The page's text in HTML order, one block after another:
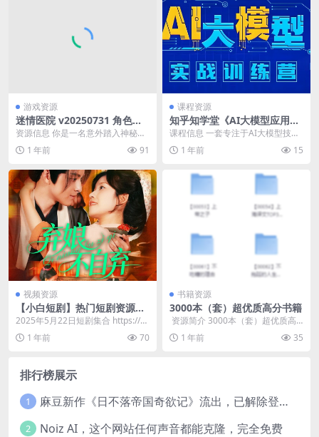
游戏资源
迷情医院 v20250731 角色扮
演+arpg+电影游戏+2k+互动
游戏
资源信息 你是一名意外踏入神秘医
院的访客，发现自己置身于一个充
满未知与危险的世界...
1 年前 91
课程资源
知乎知学堂《AI大模型应用开
发实战营 (12期) 》
课程信息 一套专注于AI大模型技术
应用与开发的实战课程，面向所有
技术开发者、职场...
1 年前 15
视频资源
【小白短剧】热门短剧资源分
享2025年5月22日
2025年5月22日短剧集合 https://p
an.quark.cn/s/66...
1 年前 70
书籍资源
3000本（套）超优质高分书籍
​ 资源简介 3000本（套）超优质高
分书籍，已整理排序，带表格目
录，建议转存到...
1 年前 35
排行榜展示
1 麻豆新作《日不落帝国奇欲记》流出，已解除登录验证！
2 Noiz AI，这个网站任何声音都能克隆，完全免费